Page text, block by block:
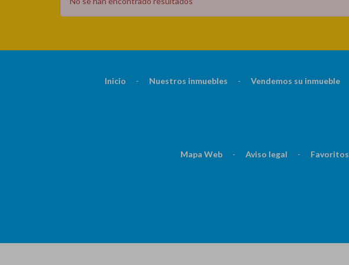
Inicio - Nuestros inmuebles - Vendemos su inmueble
Mapa Web - Aviso legal - Favoritos